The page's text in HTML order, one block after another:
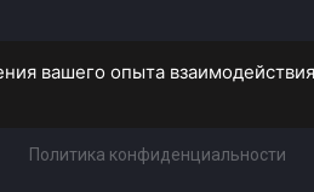
Политика конфиденциальности